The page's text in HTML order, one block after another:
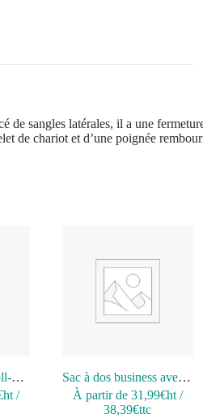
de sangles latérales, il a une
de chariot et d’une poignée
Sac à dos casual Roll-Top
/
Sac à dos business avec compartiment pour ordinateur portable
À partir de 31,99€ht/
38,39€ttc